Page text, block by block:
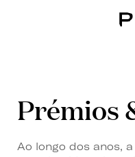
Prémios
Ao longo dos anos,